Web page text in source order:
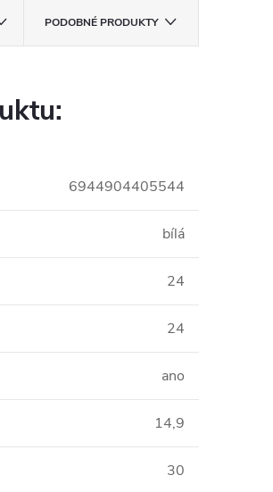
PODOBNÉ PRODUKTY
6944904405544
bílá
24
24
ano
14,9
30